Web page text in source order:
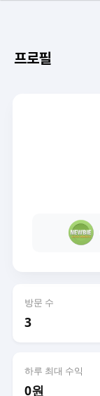
프로필
방문 수
3
하루 최대 수익
0원